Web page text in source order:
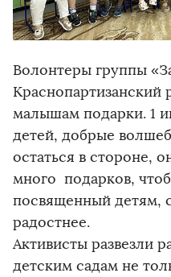
Волонтеры группы
Краснопартизанский
малышам подарки. 1
детей, добрые
остаться в стороне,
много подарков,
посвященный детям,
радостнее.
Активисты развезли
детским садам не